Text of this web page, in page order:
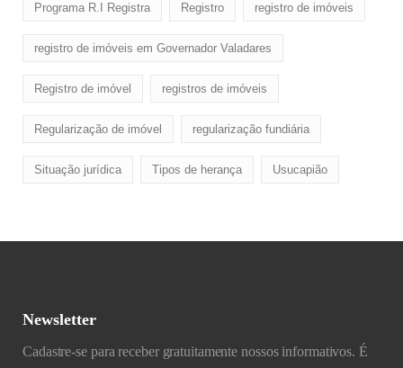
Programa R.I Registra Registro registro de imóveis
registro de imóveis em Governador Valadares
Registro de imóvel registros de imóveis
Regularização de imóvel regularização fundiária
Situação jurídica Tipos de herança Usucapião
Newsletter
Cadastre-se para receber gratuitamente nossos informativos. É